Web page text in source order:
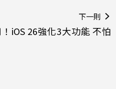
下一則
iOS 26強化3大功能 不怕